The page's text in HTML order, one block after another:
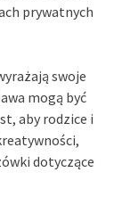
prywatnych
swoje
mogą być
aby rodzice i
dotyczące